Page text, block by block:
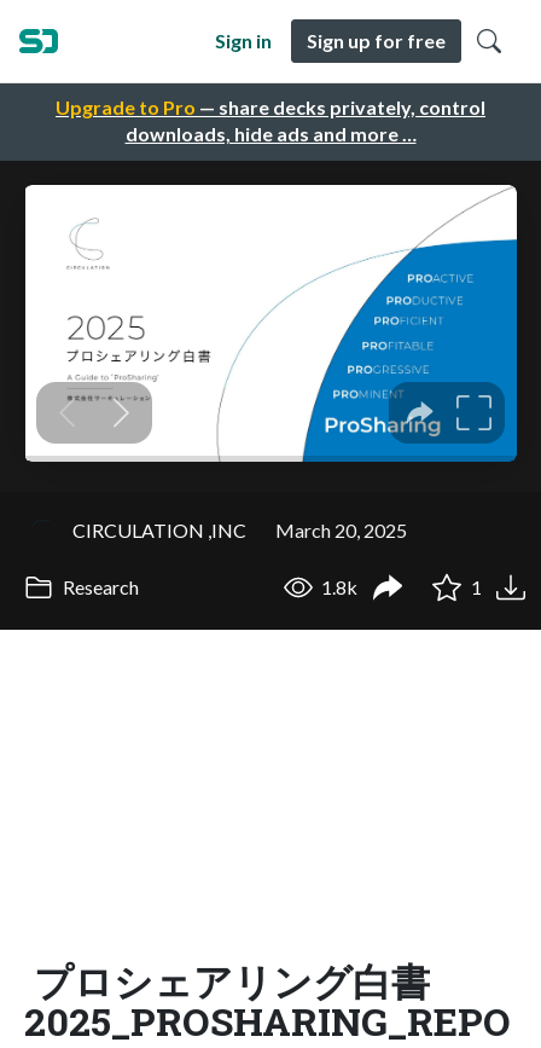
Upgrade to Pro — share decks privately, control
downloads, hide ads and more …
Sign in Sign up for free
CIRCULATION ,INC March 20, 2025
Research 1.8k 1
プロシェアリング白書
2025_PROSHARING_REPO